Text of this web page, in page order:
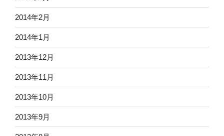
2014年2月
2014年1月
2013年12月
2013年11月
2013年10月
2013年9月